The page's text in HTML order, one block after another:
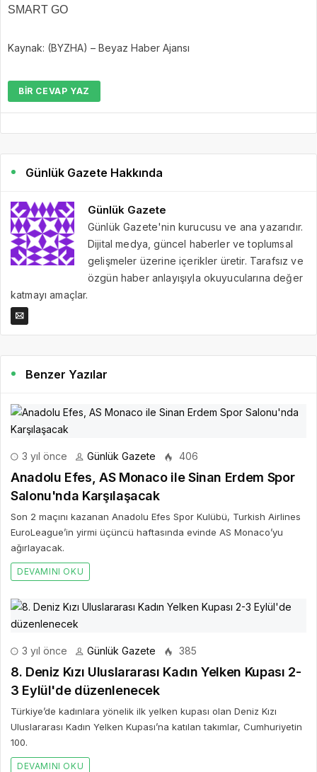
SMART GO
Kaynak: (BYZHA) – Beyaz Haber Ajansı
BIR CEVAP YAZ
Günlük Gazete Hakkında
Günlük Gazete
Günlük Gazete'nin kurucusu ve ana yazarıdır.
Dijital medya, güncel haberler ve toplumsal
gelişmeler üzerine içerikler üretir. Tarafsız ve
özgün haber anlayışıyla okuyucularına değer
katmayı amaçlar.
Benzer Yazılar
3 yıl önce Günlük Gazete 406
Anadolu Efes, AS Monaco ile Sinan Erdem Spor
Salonu'nda Karşılaşacak
Son 2 maçını kazanan Anadolu Efes Spor Kulübü, Turkish Airlines
EuroLeague’in yirmi üçüncü haftasında evinde AS Monaco’yu
ağırlayacak.
DEVAMINI OKU
3 yıl önce Günlük Gazete 385
8. Deniz Kızı Uluslararası Kadın Yelken Kupası 2-
3 Eylül'de düzenlenecek
Türkiye’de kadınlara yönelik ilk yelken kupası olan Deniz Kızı
Uluslararası Kadın Yelken Kupası’na katılan takımlar, Cumhuriyetin
100.
DEVAMINI OKU